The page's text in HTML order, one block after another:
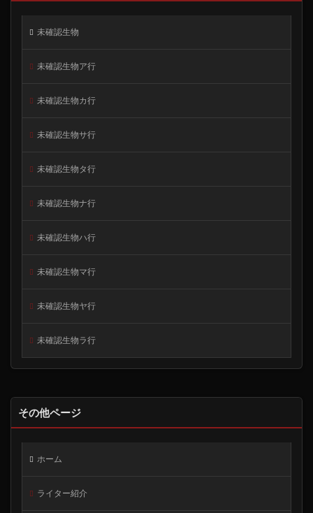
未確認生物
未確認生物ア行
未確認生物カ行
未確認生物サ行
未確認生物タ行
未確認生物ナ行
未確認生物ハ行
未確認生物マ行
未確認生物ヤ行
未確認生物ラ行
その他ページ
ホーム
ライター紹介